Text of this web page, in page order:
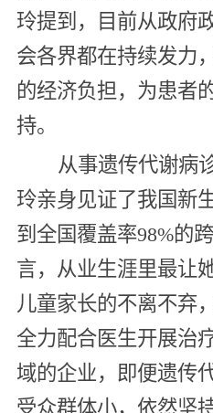
玲提到，目前从政府
会各界都在持续发力
的经济负担，为患者
持。
从事遗传代谢病
玲亲身见证了我国新
到全国覆盖率98%的
言，从业生涯里最让
儿童家长的不离不弃
全力配合医生开展治
域的企业，即便遗传
受众群体小，依然坚